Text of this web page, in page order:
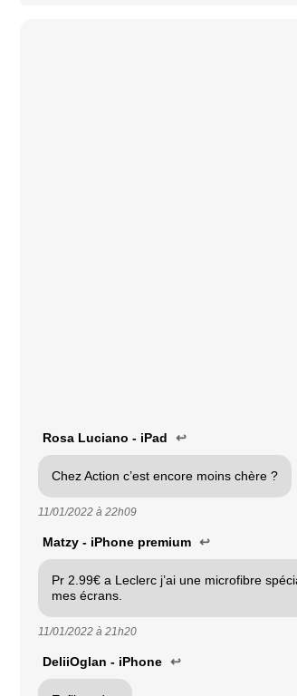
Rosa Luciano - iPad ↩
Chez Action c’est encore moins chère ?
11/01/2022 à 22h09
Matzy - iPhone premium ↩
Pr 2.99€ a Leclerc j’ai une microfibre
mes écrans.
11/01/2022 à 21h20
DeliiOglan - iPhone ↩